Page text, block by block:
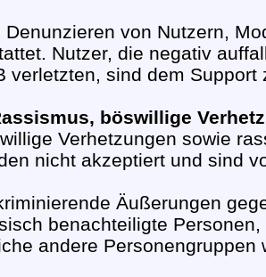
Denunzieren von Nutzern,
Nutzer, die negativ
verletzten, sind dem Support
böswillige
Verhetzungen sowie
nicht akzeptiert und sind
Äußerungen
benachteiligte
andere Personengruppen